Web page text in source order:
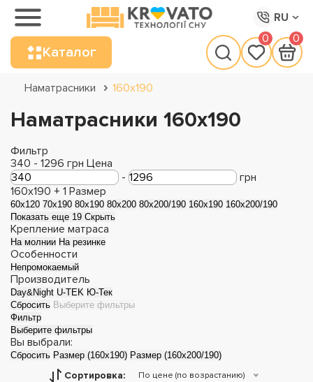
RU
Каталог
0 0
Наматрасники 160х190
Наматрасники 160х190
Фильтр
340 - 1296 грн Цена
-
грн
160x190 + 1 Размер
60x120 70x190 80x190 80x200 80x200/190 160x190 160x200/190
Показать еще 19 Скрыть
Крепление матраса
На молнии На резинке
Особенности
Непромокаемый
Производитель
Day&Night U-TEK Ю-Тек
Сбросить Выберите фильтры
Фильтр
Выберите фильтры
Вы выбрали:
Сбросить Размер (160x190) Размер (160x200/190)
Сортировка: По цене (по возрастанию)